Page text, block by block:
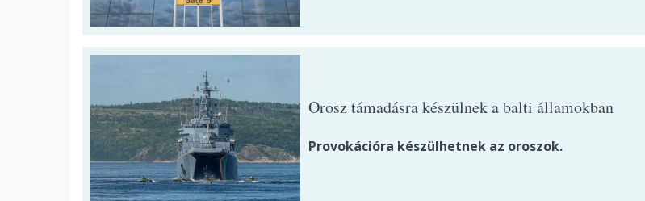
Orosz támadásra készülnek a balti államokban
Provokációra készülhetnek az oroszok.